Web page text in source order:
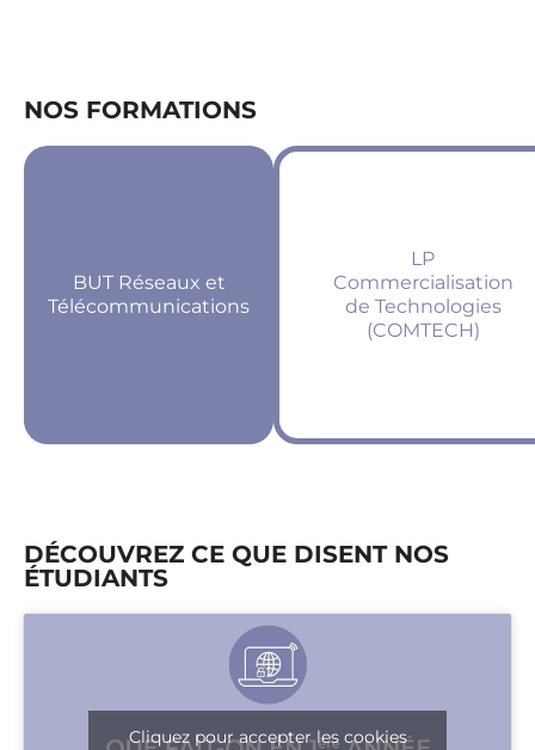
NOS FORMATIONS
BUT Réseaux et
Télécommunications
LP
Commercialisation
de Technologies
(COMTECH)
DÉCOUVREZ CE QUE DISENT NOS
ÉTUDIANTS
Cliquez pour accepter les cookies